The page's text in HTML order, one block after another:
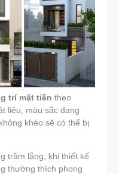
trí mặt tiền theo
liệu, màu sắc đang
khéo sẽ có thể bị
trầm lắng, khi thiết kế
thường thích phong